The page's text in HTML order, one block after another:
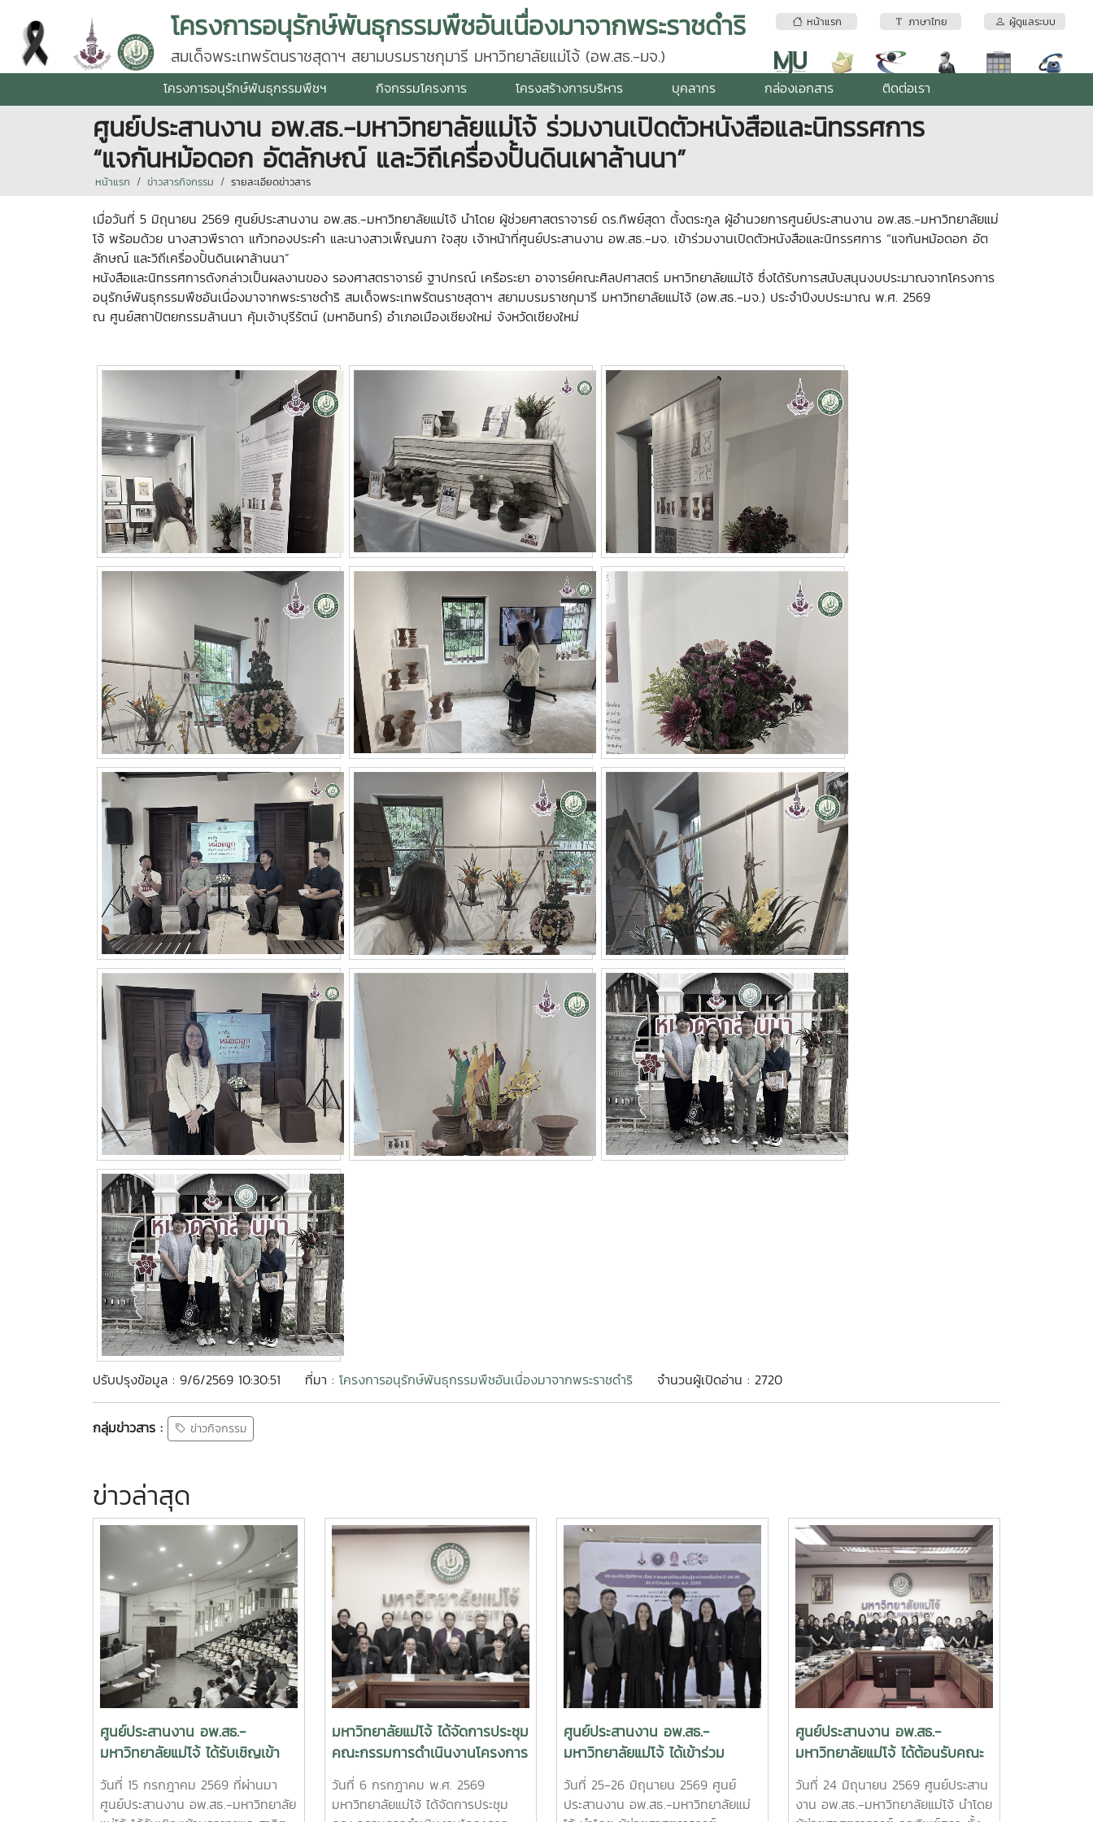
หน้าแรก ภาษาไทย ผู้ดูแลระบบ
โครงการอนุรักษ์พันธุกรรมพืชอันเนื่องมาจากพระราชดำริ
สมเด็จพระเทพรัตนราชสุดาฯ สยามบรมราชกุมารี มหาวิทยาลัยแม่โจ้ (อพ.สธ.-มจ.)
โครงการอนุรักษ์พันธุกรรมพืชฯ กิจกรรมโครงการ โครงสร้างการบริหาร บุคลากร กล่องเอกสาร ติดต่อเรา
ศูนย์ประสานงาน อพ.สธ.-มหาวิทยาลัยแม่โจ้ ร่วมงานเปิดตัวหนังสือและนิทรรศการ
“แจกันหม้อดอก อัตลักษณ์ และวิถีเครื่องปั้นดินเผาล้านนา”
หน้าแรก ข่าวสารกิจกรรม รายละเอียดข่าวสาร
เมื่อวันที่ 5 มิถุนายน 2569 ศูนย์ประสานงาน อพ.สธ.-มหาวิทยาลัยแม่โจ้ นำโดย ผู้ช่วยศาสตราจารย์ ดร.ทิพย์สุดา ตั้งตระกูล ผู้อำนวยการศูนย์ประสานงาน อพ.สธ.-มหาวิทยาลัยแม่
โจ้ พร้อมด้วย นางสาวพีราดา แก้วทองประคำ และนางสาวเพ็ญนภา ใจสุข เจ้าหน้าที่ศูนย์ประสานงาน อพ.สธ.-มจ. เข้าร่วมงานเปิดตัวหนังสือและนิทรรศการ “แจกันหม้อดอก อัต
ลักษณ์ และวิถีเครื่องปั้นดินเผาล้านนา”
หนังสือและนิทรรศการดังกล่าวเป็นผลงานของ รองศาสตราจารย์ ฐาปกรณ์ เครือระยา อาจารย์คณะศิลปศาสตร์ มหาวิทยาลัยแม่โจ้ ซึ่งได้รับการสนับสนุนงบประมาณจากโครงการ
อนุรักษ์พันธุกรรมพืชอันเนื่องมาจากพระราชดำริ สมเด็จพระเทพรัตนราชสุดาฯ สยามบรมราชกุมารี มหาวิทยาลัยแม่โจ้ (อพ.สธ.-มจ.) ประจำปีงบประมาณ พ.ศ. 2569
ณ ศูนย์สถาปัตยกรรมล้านนา คุ้มเจ้าบุรีรัตน์ (มหาอินทร์) อำเภอเมืองเชียงใหม่ จังหวัดเชียงใหม่
ปรับปรุงข้อมูล : 9/6/2569 10:30:51 ที่มา : โครงการอนุรักษ์พันธุกรรมพืชอันเนื่องมาจากพระราชดำริ จำนวนผู้เปิดอ่าน : 2720
กลุ่มข่าวสาร : ข่าวกิจกรรม
ข่าวล่าสุด
ศูนย์ประสานงาน อพ.สธ.-
มหาวิทยาลัยแม่โจ้ ได้รับเชิญเข้า
บรรยายและสาธิต การสำรวจและ
จัดทำฐานทรัพยากรท้องถิ่น 9 ใบ
งานฐานทรัพยากรท้องถิ่น
วันที่ 15 กรกฎาคม 2569 ที่ผ่านมา
ศูนย์ประสานงาน อพ.สธ.-มหาวิทยาลัย
มหาวิทยาลัยแม่โจ้ ได้จัดการประชุม
คณะกรรมการดำเนินงานโครงการ
อนุรักษ์พันธุกรรมพืชอันเนื่องมา
จากพระราชดำริ สมเด็จพระเทพรัต
ราชสุดาฯ สยามบรมราชกุมารี
วันที่ 6 กรกฎาคม พ.ศ. 2569
มหาวิทยาลัยแม่โจ้ ได้จัดการประชุม
ศูนย์ประสานงาน อพ.สธ.-
มหาวิทยาลัยแม่โจ้ ได้เข้าร่วม
ประชุมเชิงปฏิบัติการ เรื่อง การ
แลกเปลี่ยนเรียนรู้ระหว่างเครือข่าย
C-อพ.สธ. ประจำปีงบประมาณ
วันที่ 25-26 มิถุนายน 2569 ศูนย์
ประสานงาน อพ.สธ.-มหาวิทยาลัยแม่
ศูนย์ประสานงาน อพ.สธ.-
มหาวิทยาลัยแม่โจ้ ได้ต้อนรับคณะ
ศึกษาดูงานจาก เทศบาลเมืองต้น
เปา จังหวัดเชียงใหม่
วันที่ 24 มิถุนายน 2569 ศูนย์ประสาน
งาน อพ.สธ.-มหาวิทยาลัยแม่โจ้ นำโดย